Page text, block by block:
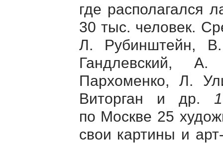
где располагался
30 тыс. человек.
Л. Рубинштейн,
Гандлевский,
Пархоменко, Л.
Виторган и др.
по Москве 25
свои картины и